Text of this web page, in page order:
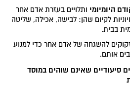
היומיומי ותלויים בעזרת אדם אחר
לקיום שהן: לבישה, אכילה, שליטה
בבית.
להשגחה של אדם אחר כדי למנוע
אותם.
סיעודיים שאינם שוהים במוסד